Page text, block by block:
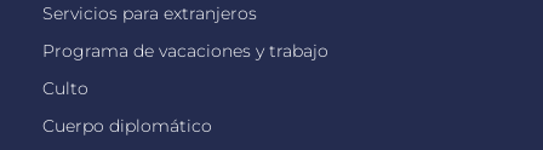
Servicios para extranjeros
Programa de vacaciones y trabajo
Culto
Cuerpo diplomático